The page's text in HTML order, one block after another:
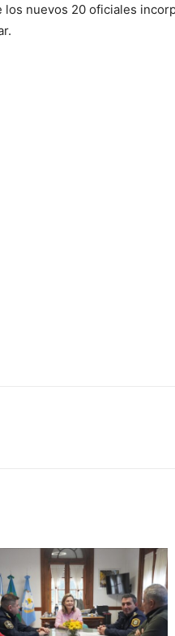
nuevos 20 oficiales